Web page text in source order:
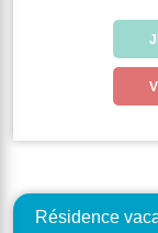
Résidence